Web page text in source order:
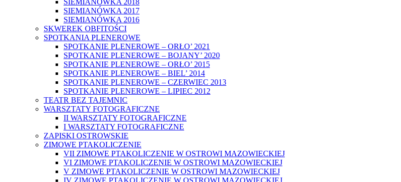
SIEMIANÓWKA 2018
SIEMIANÓWKA 2017
SIEMIANÓWKA 2016
SKWEREK OBFITOŚCI
SPOTKANIA PLENEROWE
SPOTKANIE PLENEROWE – ORŁO’ 2021
SPOTKANIE PLENEROWE – BOJANY’ 2020
SPOTKANIE PLENEROWE – ORŁO’ 2015
SPOTKANIE PLENEROWE – BIEL’ 2014
SPOTKANIE PLENEROWE – CZERWIEC 2013
SPOTKANIE PLENEROWE – LIPIEC 2012
TEATR BEZ TAJEMNIC
WARSZTATY FOTOGRAFICZNE
II WARSZTATY FOTOGRAFICZNE
I WARSZTATY FOTOGRAFICZNE
ZAPISKI OSTROWSKIE
ZIMOWE PTAKOLICZENIE
VII ZIMOWE PTAKOLICZENIE W OSTROWI MAZOWIECKIEJ
VI ZIMOWE PTAKOLICZENIE W OSTROWI MAZOWIECKIEJ
V ZIMOWE PTAKOLICZENIE W OSTROWI MAZOWIECKIEJ
IV ZIMOWE PTAKOLICZENIE W OSTROWI MAZOWIECKIEJ